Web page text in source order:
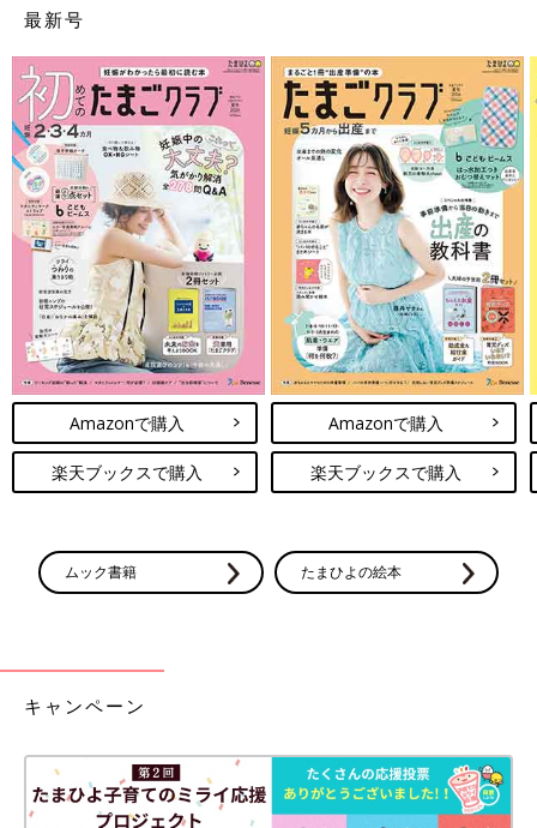
子どもにも説明しやすいですね。新しい節目を迎えるこれからの
▼「ハッピーりぼーん」キャンペーンサイトはコチラ
発表会会場では、「ハッピーりぼーん」のCMに出演している大
人気の横山だいすけお兄さんも登場。元気な子どもたちがそれぞ
れ遊んだハッピーセットをボックスに入れて、上手におもちゃと
さようならをしていました。子どものエコ教育の一歩になれば嬉
しいですね。（文・中島博子）
関連記事：だいすけお兄さんが初告白！『おかあさんといっし
ょ』爆笑エピソード
最新号
Amazonで購入
楽天ブックスで購入
Amazonで購入
楽天ブックスで購入
ムック書籍 たまひよの絵本
キャンペーン